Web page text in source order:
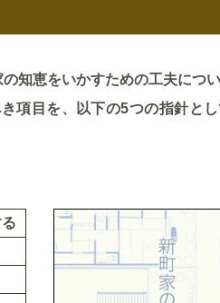
知恵をいかすための工夫につ
項目を、以下の5つの指針と